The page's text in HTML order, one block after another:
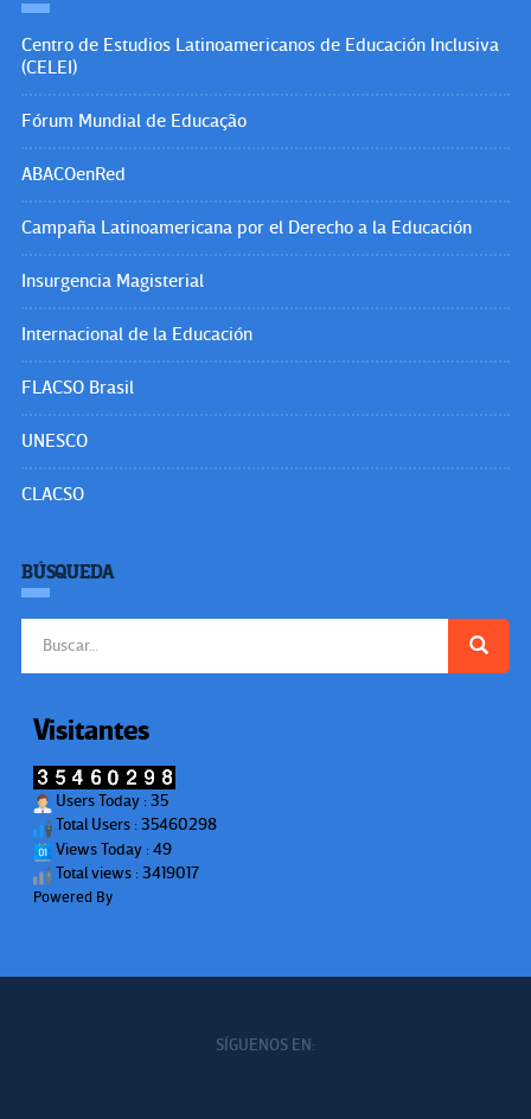
Centro de Estudios Latinoamericanos de Educación Inclusiva
(CELEI)
Fórum Mundial de Educação
ABACOenRed
Campaña Latinoamericana por el Derecho a la Educación
Insurgencia Magisterial
Internacional de la Educación
FLACSO Brasil
UNESCO
CLACSO
BÚSQUEDA
Visitantes
Users Today : 35
Total Users : 35460298
Views Today : 49
Total views : 3419017
Powered By
SÍGUENOS EN: